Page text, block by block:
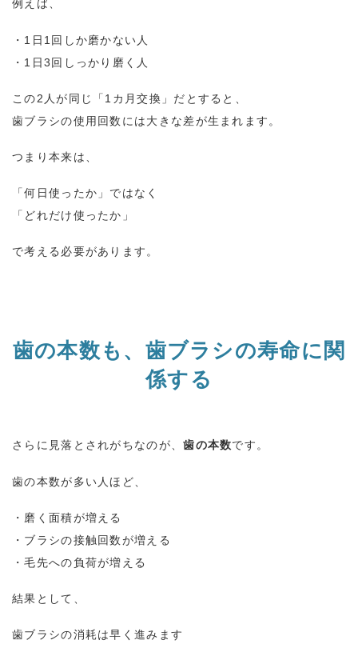
例えば、
・ 1 日 1 回しか磨かない人
・ 1 日3回しっかり磨く人
この2 人が同じ「 1 カ月交換」だとすると、
歯ブラシの使用回数には大きな差が生まれます。
つまり本来は、
「何日使ったか」ではなく
「どれだけ使ったか」
で考える必要があります。
歯の本数も、歯ブラシの寿命に関
係する
さらに見落とされがちなのが、歯の本数です。
歯の本数が多い人ほど、
・磨く面積が増える
・ブラシの接触回数が増える
・毛先への負荷が増える
結果として、
歯ブラシの消耗は早く進みます